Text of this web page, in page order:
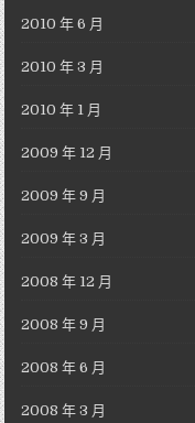
2010 年 6 月
2010 年 3 月
2010 年 1 月
2009 年 12 月
2009 年 9 月
2009 年 3 月
2008 年 12 月
2008 年 9 月
2008 年 6 月
2008 年 3 月